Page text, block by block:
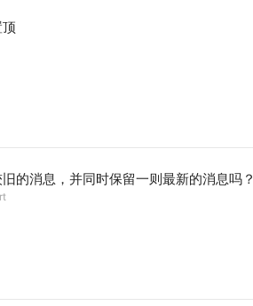
的消息，并同时保留一则最新的消息吗？